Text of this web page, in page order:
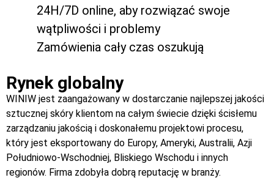
24H/7D online, aby rozwiązać swoje
wątpliwości i problemy
Zamówienia cały czas oszukują
Rynek globalny
WINIW jest zaangażowany w dostarczanie najlepszej jakości
sztucznej skóry klientom na całym świecie dzięki ścisłemu
zarządzaniu jakością i doskonałemu projektowi procesu,
który jest eksportowany do Europy, Ameryki, Australii, Azji
Południowo-Wschodniej, Bliskiego Wschodu i innych
regionów. Firma zdobyła dobrą reputację w branży.